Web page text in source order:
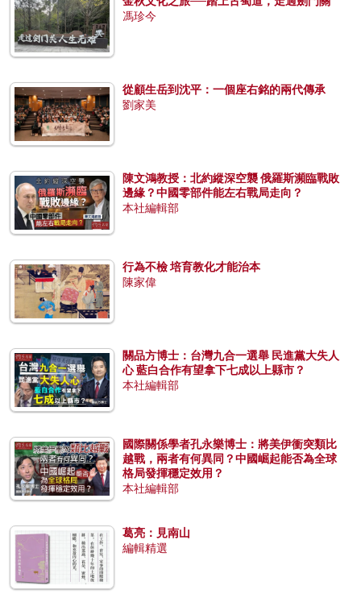
馮珍今
從顧生岳到沈平：一個座右銘的兩代傳承
劉家美
陳文鴻教授：北約縱深空襲 俄羅斯瀕臨戰敗
邊緣？中國零部件能左右戰局走向？
本社編輯部
行為不檢 培育教化才能治本
陳家偉
關品方博士：台灣九合一選舉 民進黨大失人
心 藍白合作有望拿下七成以上縣市？
本社編輯部
國際關係學者孔永樂博士：將美伊衝突類比
越戰，兩者有何異同？中國崛起能否為全球
格局發揮穩定效用？
本社編輯部
葛亮：見南山
編輯精選